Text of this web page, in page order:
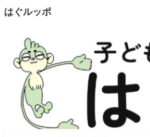
はぐルッポ